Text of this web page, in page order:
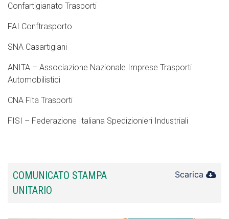
Confartigianato Trasporti
FAI Conftrasporto
SNA Casartigiani
ANITA – Associazione Nazionale Imprese Trasporti
Automobilistici
CNA Fita Trasporti
FISI – Federazione Italiana Spedizionieri Industriali
COMUNICATO STAMPA
UNITARIO
Scarica